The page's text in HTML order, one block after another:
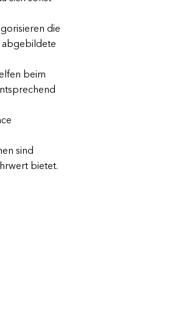
die
abgebildete
beim
sind
bietet.